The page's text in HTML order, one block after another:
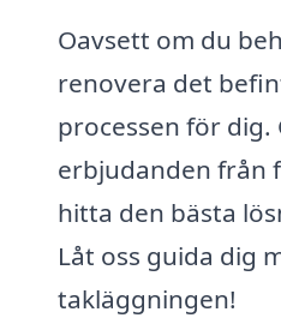
Oavsett om du
renovera det
processen för
erbjudanden från
hitta den bästa
Låt oss guida dig
takläggningen!